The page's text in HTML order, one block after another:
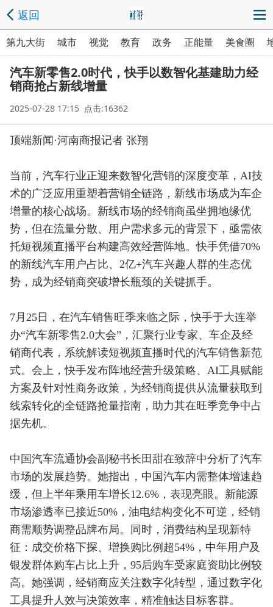
返回
第九大街 城市 视觉 教育 政务 正能量 美食圈
汽车新零售2.0时代，快手以数智化基建助力经
销商抢占新线增量
2025-07-28 17:15 点击:16362
顶端新闻·河南商报记者 张翔
当前，汽车行业正迎来数智化营销的深度变革，AI技
术的广泛应用重塑着营销全链路，新线市场成为车企
增量的核心战场。新线市场的经销商虽坐拥地缘优
势，但在流量分散、用户需求多元的背景下，亟需依
托短视频直播平台构建高效经营阵地。快手凭借70%
的新线汽车用户占比、2亿+汽车兴趣人群的生态优
势，成为经销商突破增长瓶颈的关键抓手。
7月25日，在汽车销售旺季来临之际，快手于大连举
办“汽车新零售2.0大会”，汇聚行业专家、车企及经
销商代表，系统解读短视频直播时代的汽车销售新范
式。会上，快手发布阵地经营升级策略、AI工具赋能
方案及针对性商务政策，为经销商提供从流量获取到
线索转化的全链路抢量指南，助力其在旺季竞争中占
据先机。
中国汽车流通协会副秘书长田甜在致辞中分析了汽车
市场的发展趋势。她指出，中国汽车内需整体增速趋
缓，但上半年乘用车增长12.6%，表现亮眼。新能源
市场渗透率已接近50%，油电结构变化不可逆，经销
商需顺势调整品牌布局。同时，消费结构呈现新特
征：成交价格下探、增换购比例超54%，中年用户及
银发群体购车占比上升，95后购车受家庭资助比例较
高。她强调，经销商应关注数字化转型，通过数字化
工具提升人效与决策效率，精准触达目标客群。